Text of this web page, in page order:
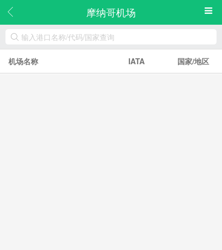
摩纳哥机场
机场名称 IATA 国家/地区